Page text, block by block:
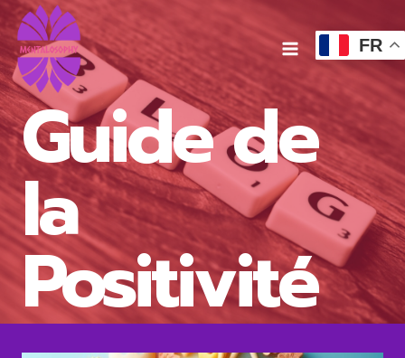
Aller
au
contenu
FR
Guide de
la
Positivité